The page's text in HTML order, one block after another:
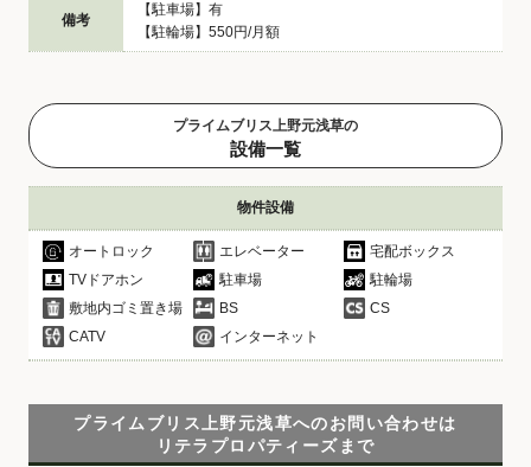
備考
【駐車場】有
【駐輪場】550円/月額
プライムブリス上野元浅草の
設備一覧
物件設備
オートロック エレベーター
宅配ボックス
TVドアホン
駐車場
駐輪場
敷地内ゴミ置き場
BS
CS
CATV
インターネット
プライムブリス上野元浅草へのお問い合わせは
リテラプロパティーズまで